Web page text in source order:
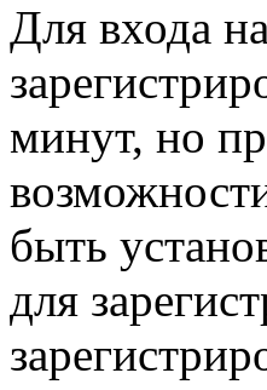
Для входа
минут, но
быть
для